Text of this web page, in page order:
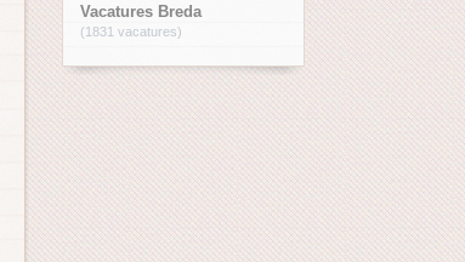
Vacatures Breda
(1831 vacatures)